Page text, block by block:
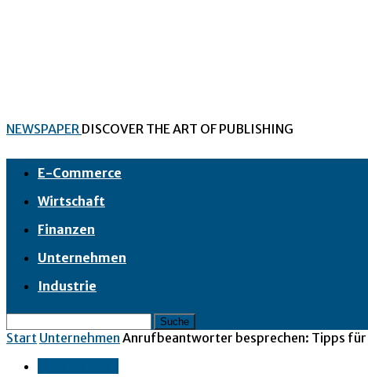
NEWSPAPER DISCOVER THE ART OF PUBLISHING
E-Commerce
Wirtschaft
Finanzen
Unternehmen
Industrie
Start Unternehmen Anrufbeantworter besprechen: Tipps